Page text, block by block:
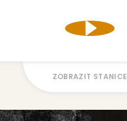
ZOBRAZIT STANICE